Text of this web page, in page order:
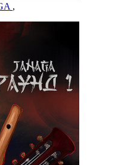
,